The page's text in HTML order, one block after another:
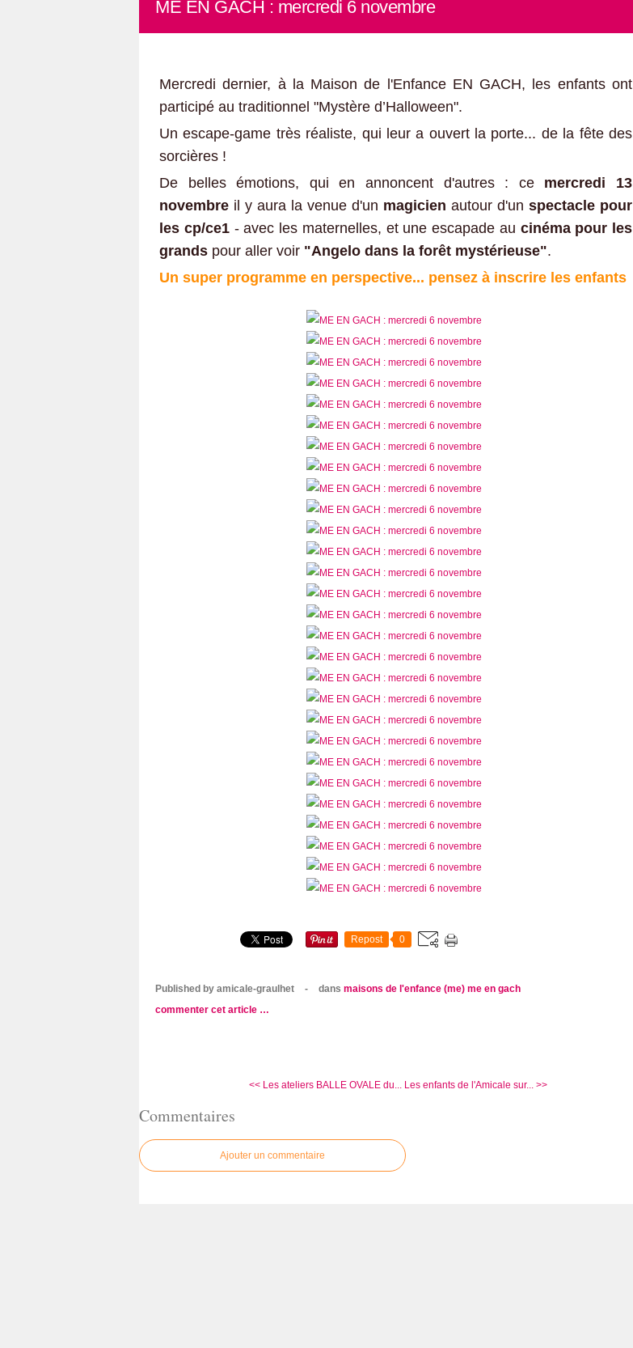
ME EN GACH : mercredi 6 novembre
Mercredi dernier, à la Maison de l'Enfance EN GACH, les enfants ont
participé au traditionnel "Mystère d’Halloween".
Un escape-game très réaliste, qui leur a ouvert la porte... de la fête des
sorcières !
De belles émotions, qui en annoncent d'autres : ce mercredi 13
novembre il y aura la venue d'un magicien autour d'un spectacle pour
les cp/ce1- avec les maternelles, et une escapade au cinéma pour les
grands pour aller voir "Angelo dans la forêt mystérieuse".
Un super programme en perspective... pensez à inscrire les enfants
Repost 0
Published by amicale-graulhet - dans maisons de l'enfance (me) me en gach
commenter cet article …
<< Les ateliers BALLE OVALE du... Les enfants de l'Amicale sur... >>
Commentaires
Ajouter un commentaire